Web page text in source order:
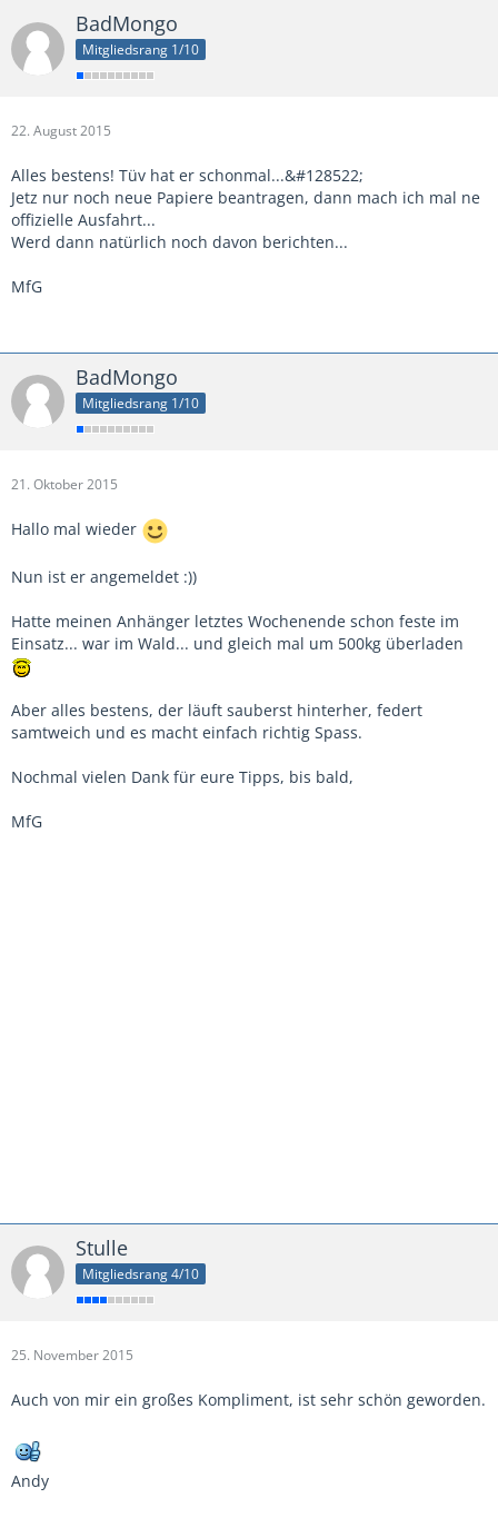
BadMongo
Mitgliedsrang 1/10
22. August 2015
Alles bestens! Tüv hat er schonmal...&#128522;
Jetz nur noch neue Papiere beantragen, dann mach ich mal ne
offizielle Ausfahrt...
Werd dann natürlich noch davon berichten...
MfG
BadMongo
Mitgliedsrang 1/10
21. Oktober 2015
Hallo mal wieder
Nun ist er angemeldet :))
Hatte meinen Anhänger letztes Wochenende schon feste im
Einsatz... war im Wald... und gleich mal um 500kg überladen
Aber alles bestens, der läuft sauberst hinterher, federt
samtweich und es macht einfach richtig Spass.
Nochmal vielen Dank für eure Tipps, bis bald,
MfG
Stulle
Mitgliedsrang 4/10
25. November 2015
Auch von mir ein großes Kompliment, ist sehr schön geworden.
Andy